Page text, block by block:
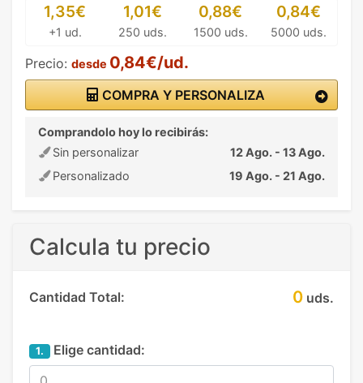
1,35€
+1 ud.
1,01€
250 uds.
0,88€
1500 uds.
0,84€
5000 uds.
Precio: desde 0,84€/ud.
COMPRA Y PERSONALIZA
Comprandolo hoy lo recibirás:
Sin personalizar
12 Ago. - 13 Ago.
Personalizado
19 Ago. - 21 Ago.
Calcula tu precio
Cantidad Total: 0 uds.
1. Elige cantidad: